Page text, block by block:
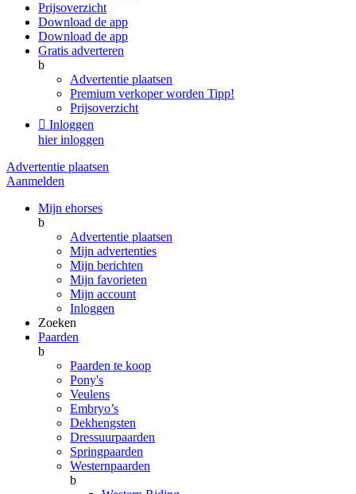
Prijsoverzicht
Download de app
Download de app
Gratis adverteren
b
Advertentie plaatsen
Premium verkoper worden Tipp!
Prijsoverzicht
 Inloggen
hier inloggen
Advertentie plaatsen
Aanmelden
Mijn ehorses
b
Advertentie plaatsen
Mijn advertenties
Mijn berichten
Mijn favorieten
Mijn account
Inloggen
Zoeken
Paarden
b
Paarden te koop
Pony's
Veulens
Embryo’s
Dekhengsten
Dressuurpaarden
Springpaarden
Westernpaarden
b